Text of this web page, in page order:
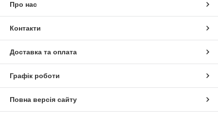
Про нас
Контакти
Доставка та оплата
Графік роботи
Повна версія сайту